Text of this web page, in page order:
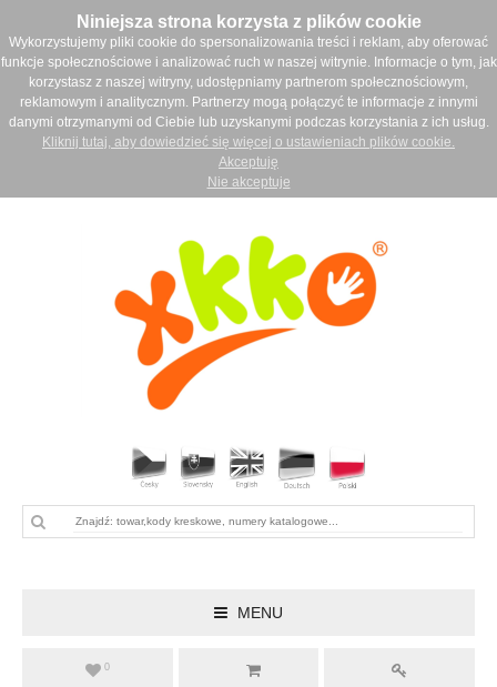
Niniejsza strona korzysta z plików cookie
Wykorzystujemy pliki cookie do spersonalizowania treści i reklam, aby oferować
funkcje społecznościowe i analizować ruch w naszej witrynie. Informacje o tym, jak
korzystasz z naszej witryny, udostępniamy partnerom społecznościowym,
reklamowym i analitycznym. Partnerzy mogą połączyć te informacje z innymi
danymi otrzymanymi od Ciebie lub uzyskanymi podczas korzystania z ich usług.
Kliknij tutaj, aby dowiedzieć się więcej o ustawieniach plików cookie.
Akceptuję
Nie akceptuje
MENU
0